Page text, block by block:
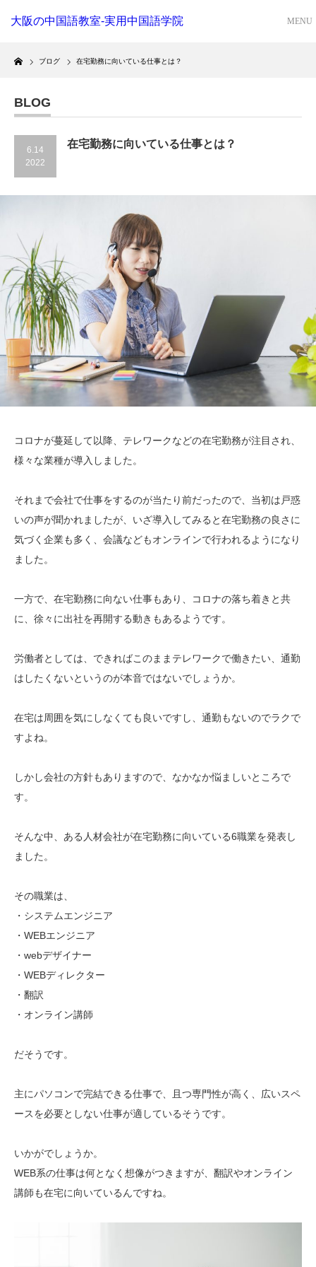
大阪の中国語教室-実用中国語学院
Home
ブログ 在宅勤務に向いている仕事とは？
BLOG
6.14
2022
在宅勤務に向いている仕事とは？
コロナが蔓延して以降、テレワークなどの在宅勤務が注目され、
様々な業種が導入しました。
それまで会社で仕事をするのが当たり前だったので、当初は戸惑
いの声が聞かれましたが、いざ導入してみると在宅勤務の良さに
気づく企業も多く、会議などもオンラインで行われるようになり
ました。
一方で、在宅勤務に向ない仕事もあり、コロナの落ち着きと共
に、徐々に出社を再開する動きもあるようです。
労働者としては、できればこのままテレワークで働きたい、通勤
はしたくないというのが本音ではないでしょうか。
在宅は周囲を気にしなくても良いですし、通勤もないのでラクで
すよね。
しかし会社の方針もありますので、なかなか悩ましいところで
す。
そんな中、ある人材会社が在宅勤務に向いている6職業を発表し
ました。
その職業は、
・システムエンジニア
・WEBエンジニア
・webデザイナー
・WEBディレクター
・翻訳
・オンライン講師
だそうです。
主にパソコンで完結できる仕事で、且つ専門性が高く、広いスペ
ースを必要としない仕事が適しているそうです。
いかがでしょうか。
WEB系の仕事は何となく想像がつきますが、翻訳やオンライン
講師も在宅に向いているんですね。